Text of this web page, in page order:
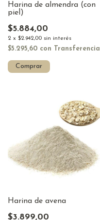
Harina de almendra (con
piel)
$5.884,00
2 x $2.942,00 sin interés
$5.295,60 con Transferencia
Comprar
Harina de avena
$3.899,00